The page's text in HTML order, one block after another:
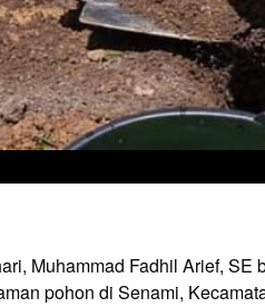
Muhammad Fadhil Arief, SE
pohon di Senami,